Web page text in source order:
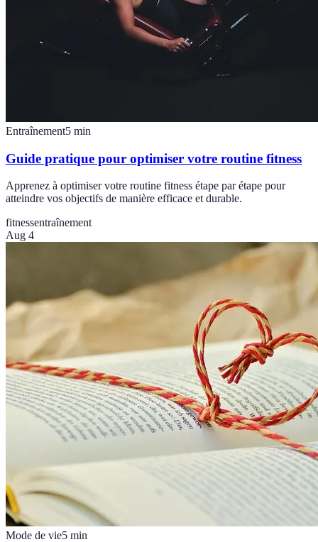
Entraînement5 min
Guide pratique pour optimiser votre routine fitness
Apprenez à optimiser votre routine fitness étape par étape pour
atteindre vos objectifs de manière efficace et durable.
fitnessentraînement
Aug 4
Mode de vie5 min